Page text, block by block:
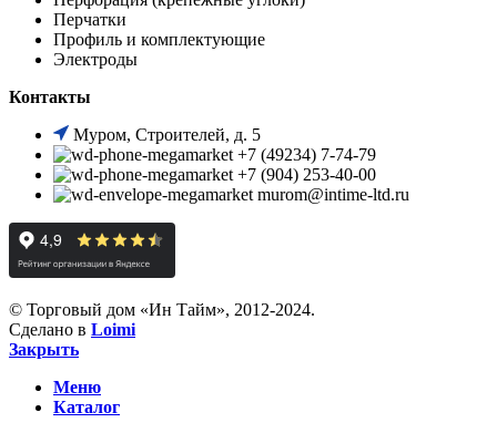
Перчатки
Профиль и комплектующие
Электроды
Контакты
Муром, Строителей, д. 5
+7 (49234) 7-74-79
+7 (904) 253-40-00
murom@intime-ltd.ru
© Торговый дом «Ин Тайм», 2012-2024.
Сделано в Loimi
Закрыть
Меню
Каталог